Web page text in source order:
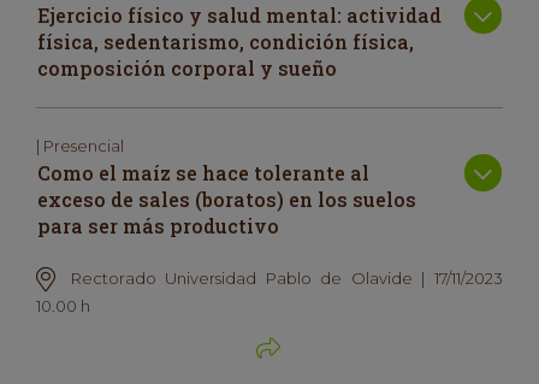
Ejercicio físico y salud mental: actividad
física, sedentarismo, condición física,
composición corporal y sueño
| Presencial
Como el maíz se hace tolerante al
exceso de sales (boratos) en los suelos
para ser más productivo
Rectorado Universidad Pablo de Olavide | 17/11/2023
10.00 h